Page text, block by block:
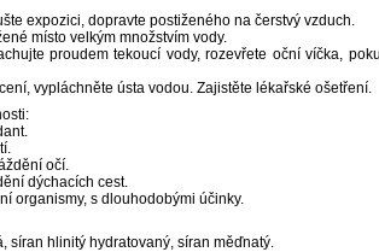
expozici, dopravte postiženého na čerstvý vzduch.
místo velkým množstvím vody.
proudem tekoucí vody, rozevřete oční víčka,
vypláchněte ústa vodou. Zajistěte lékařské ošetření.
očí.
dýchacích cest.
organismy, s dlouhodobými účinky.
síran hlinitý hydratovaný, síran měďnatý.